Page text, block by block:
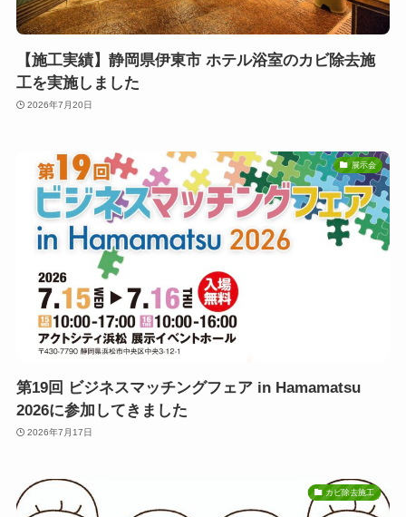
【施工実績】静岡県伊東市 ホテル浴室のカビ除去施
工を実施しました
2026年7月20日
展示会
第19回 ビジネスマッチングフェア in Hamamatsu
2026に参加してきました
2026年7月17日
カビ除去施工